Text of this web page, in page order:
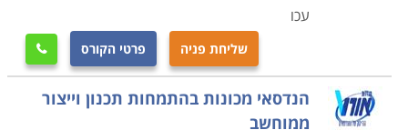
עכו
שליחת פניה פרטי הקורס 
הנדסאי מכונות בהתמחות תכנון וייצור
ממוחשב